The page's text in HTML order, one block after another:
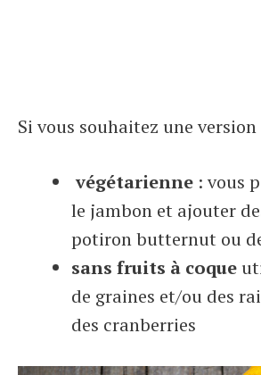
Si vous souhaitez une version
végétarienne : vous
le jambon et ajouter
potiron butternut ou
sans fruits à coque
de graines et/ou des
des cranberries